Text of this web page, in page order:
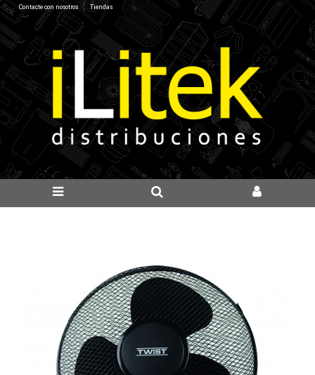
Contacte con nosotros Tiendas